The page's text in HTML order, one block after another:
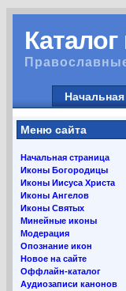
Меню сайта
Начальная страница
Иконы Богородицы
Иконы Иисуса Христа
Иконы Ангелов
Иконы Святых
Минейные иконы
Модерация
Опознание икон
Новое на сайте
Оффлайн-каталог
Аудиозаписи канонов